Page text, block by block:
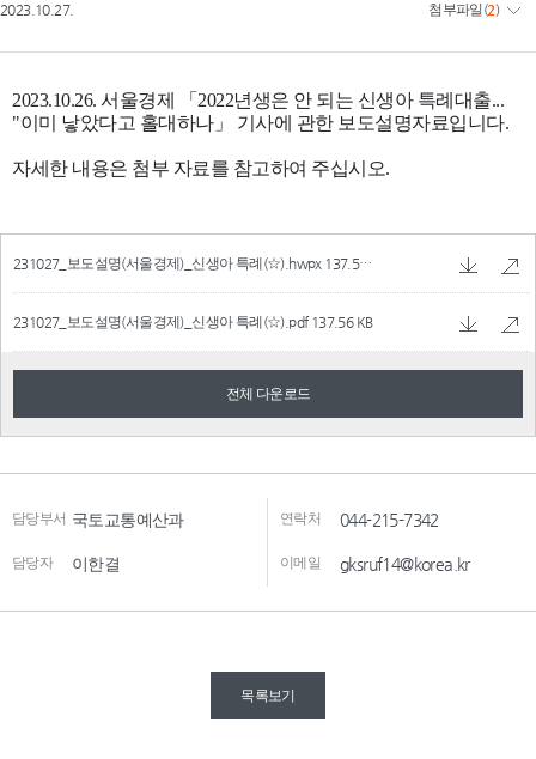
2023.10.27. 첨부파일 (2)
231027_보도설명(서울경제)_신생아 특례(☆).hwpx 137.56 KB
231027_보도설명(서울경제)_신생아 특례(☆).pdf 137.56 KB
전체 다운로드
담당부서 국토교통예산과 연락처 044-215-7342
담당자 이한결 이메일 gksruf14@korea.kr
목록보기